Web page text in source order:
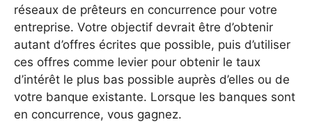
réseaux de prêteurs en concurrence pour votre
entreprise. Votre objectif devrait être d’obtenir
autant d’offres écrites que possible, puis d’utiliser
ces offres comme levier pour obtenir le taux
d’intérêt le plus bas possible auprès d’elles ou de
votre banque existante. Lorsque les banques sont
en concurrence, vous gagnez.